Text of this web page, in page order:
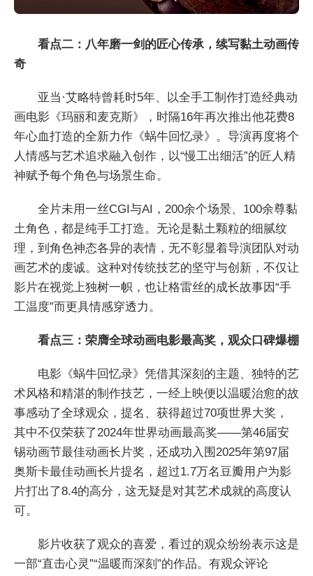
看点二：八年磨一剑的匠心传承，续写黏土动画传
奇
亚当·艾略特曾耗时5年、以全手工制作打造经典动
画电影《玛丽和麦克斯》，时隔16年再次推出他花费8
年心血打造的全新力作《蜗牛回忆录》。导演再度将个
人情感与艺术追求融入创作，以“慢工出细活”的匠人精
神赋予每个角色与场景生命。
全片未用一丝CGI与AI，200余个场景、100余尊黏
土角色，都是纯手工打造。无论是黏土颗粒的细腻纹
理，到角色神态各异的表情，无不彰显着导演团队对动
画艺术的虔诚。这种对传统技艺的坚守与创新，不仅让
影片在视觉上独树一帜，也让格雷丝的成长故事因“手
工温度”而更具情感穿透力。
看点三：荣膺全球动画电影最高奖，观众口碑爆棚
电影《蜗牛回忆录》凭借其深刻的主题、独特的艺
术风格和精湛的制作技艺，一经上映便以温暖治愈的故
事感动了全球观众，提名、获得超过70项世界大奖，
其中不仅荣获了2024年世界动画最高奖——第46届安
锡动画节最佳动画长片奖，还成功入围2025年第97届
奥斯卡最佳动画长片提名，超过1.7万名豆瓣用户为影
片打出了8.4的高分，这无疑是对其艺术成就的高度认
可。
影片收获了观众的喜爱，看过的观众纷纷表示这是
一部“直击心灵”“温暖而深刻”的作品。有观众评论